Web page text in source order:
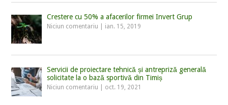
Crestere cu 50% a afacerilor firmei Invert Grup
Niciun comentariu ian. 15, 2019
Servicii de proiectare tehnică și antrepriză generală
solicitate la o bază sportivă din Timiș
Niciun comentariu oct. 19, 2021